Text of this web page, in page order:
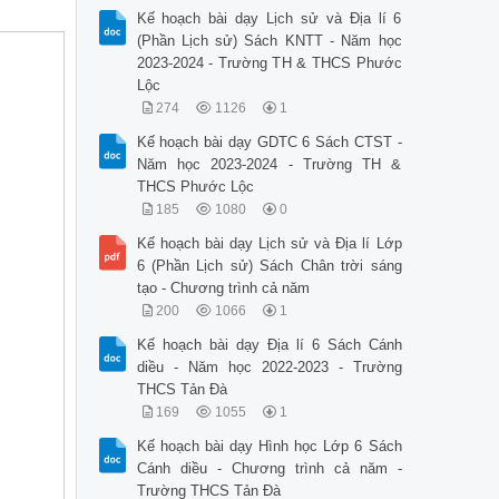
Kế hoạch bài dạy Lịch sử và Địa lí 6
(Phần Lịch sử) Sách KNTT - Năm học
2023-2024 - Trường TH & THCS Phước
Lộc
274 1126 1
Kế hoạch bài dạy GDTC 6 Sách CTST -
Năm học 2023-2024 - Trường TH &
THCS Phước Lộc
185 1080 0
Kế hoạch bài dạy Lịch sử và Địa lí Lớp
6 (Phần Lịch sử) Sách Chân trời sáng
tạo - Chương trình cả năm
200 1066 1
Kế hoạch bài dạy Địa lí 6 Sách Cánh
diều - Năm học 2022-2023 - Trường
THCS Tản Đà
169 1055 1
Kế hoạch bài dạy Hình học Lớp 6 Sách
Cánh diều - Chương trình cả năm -
Trường THCS Tản Đà